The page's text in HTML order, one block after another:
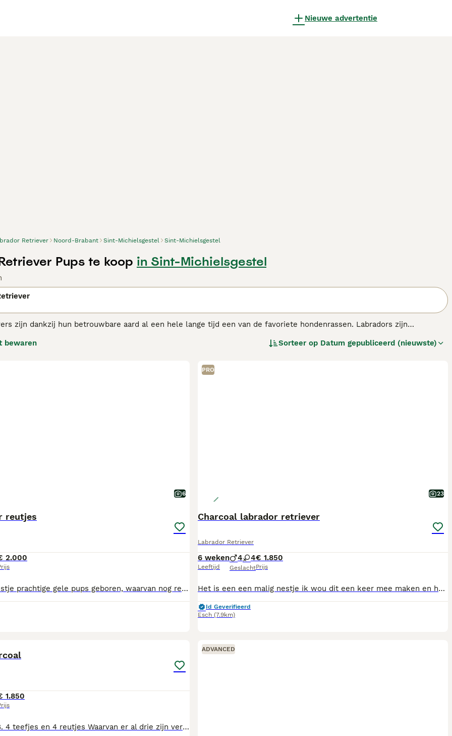
Nieuwe advertentie
Retriever Noord-Brabant Sint-Michielsgestel Sint-Michielsgestel
Pups te koop in Sint-Michielsgestel
zijn dankzij hun betrouwbare aard al een hele lange tijd een van de favoriete hondenrassen. Labradors zijn
gedijt net zo goed in een huiselijke omgeving als naast zijn baasje in het veld.
voor informatie over dit hondenras.
bewaren Sorteer op Datum gepubliceerd (nieuwste)
6
reutjes
2.000
Bij ons is een nestje prachtige gele pups geboren, waarvan nog reutjes beschikbaar zijn om het nest omstreeks 7 augustus te verlaten. De ouders zijn onze eigen multi kampioen Wahnahnish Simply Sensational (Harvey) en Wymeswold Antonella (Nel) Beide ouderdieren voldoen ruimschoots aan de door de rasvereniging (Labrador kring Nederland) gestelde gezondheidseisen. Ouderdieren zijn vrij bevonden van HD, ED, en oogaandoeningen. Ook zijn de ouders onderzocht op diverse genetische aandoeningen zoals PRA, EIC, HNPK zodat de pups deze niet zullen krijgen. De pups groeien op in huiselijke kring en worden gesocialiseerd met de geluiden van alledag, grote en kleine honden, katten, en allerlei mensen en kinderen. De pups zijn in de eerste plaats geschikt als geweldige gezinshonden. Maar tevens zijn er diverse van bij ons geboren pups actief als hulphond of blindengeleidehond. Wanneer de pups het nest verlaten zijn ze vanzelfsprekend gechipt en gecontroleerd door de Raad van beheer en hebben ze een FCI STAMBOOM en dna profiel. Ook zijn ze gecontroleerd door de dierenarts, gevaccineerd en ontwormd volgens schema en in het bezit van een Europees paspoort. En krijgen ze een puppypakket met o.a. een knuffel met nestgeur en een maand gratis verzekering mee. Ook kunt u altijd terecht voor hulp of advies. Vragen of interesse? Neem gerust contact op. De pups mogen vanaf 7 augustus nest verlaten, we hebben nog twee reutjes.
PRO
23
Charcoal labrador retriever
Labrador Retriever
6 weken
Leeftijd
4 4
Geslacht
€ 1.850
Prijs
Het is een een malig nestje ik wou dit een keer mee maken en het is super leuk druk maar heel leuk om ze opzien te groeien ieder heeft een eigen karakter heel leuk moeder is er supergoed en lief voor Ik hoop dat ze een super lief baasje krijgen en dat ze ern fijn leven krijgen We hebben nog ern hond meer en we houden er ook ern van de puppy's
Id Geverifieerd
Esch (7.9km)
1.850
Een nestje van 8. 4 teefjes en 4 reutjes Waarvan er al drie zijn verkocht We zoeken een goed huisje voor onze pups hebben ze verdient Ze zijn heel mooi van kleur eentje heeft er twee kleuren ook heel apart gemêleerd is een teefje ze zijn graag buiten ze zijn goed gekeurd door de dierenarts vandaag
ADVANCED